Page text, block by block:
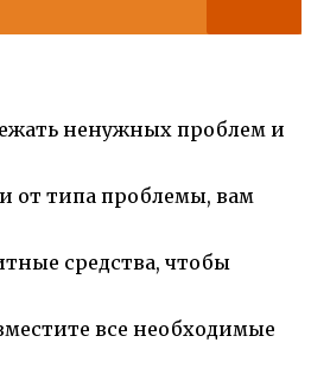
ненужных проблем и
от типа проблемы, вам
средства, чтобы
все необходимые